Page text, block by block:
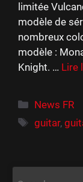
limitée
modèle de
nombreux
modèle :
Knight. … Lire
Catégories
News FR
Étiquettes
guitar,